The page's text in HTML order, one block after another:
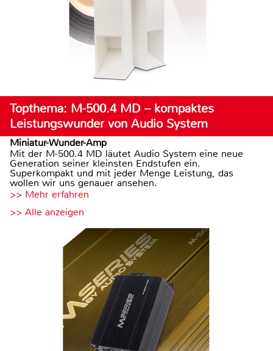
Topthema: M-500.4 MD – kompaktes
Leistungswunder von Audio System
Miniatur-Wunder-Amp
Mit der M-500.4 MD läutet Audio System eine neue
Generation seiner kleinsten Endstufen ein.
Superkompakt und mit jeder Menge Leistung, das
wollen wir uns genauer ansehen.
>> Mehr erfahren
>> Alle anzeigen